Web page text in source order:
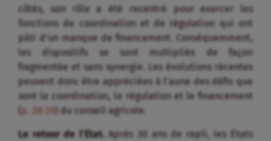
côtés, son rôle a été recentré pour exercer les
fonctions de coordination et de régulation qui ont
pâti d’un manque de financement. Conséquemment,
les dispositifs se sont multipliés de façon
fragmentée et sans synergie. Les évolutions récentes
peuvent donc être appréciées à l’aune des défis que
sont la coordination, la régulation et le financement
p. 28-29 ) du conseil agricole.
Le retour de l’État. Après 30 ans de repli, les États